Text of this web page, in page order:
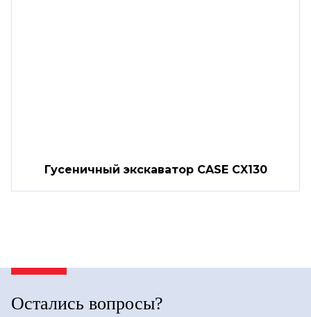
Гусеничный экскаватор CASE CX130
Остались вопросы?